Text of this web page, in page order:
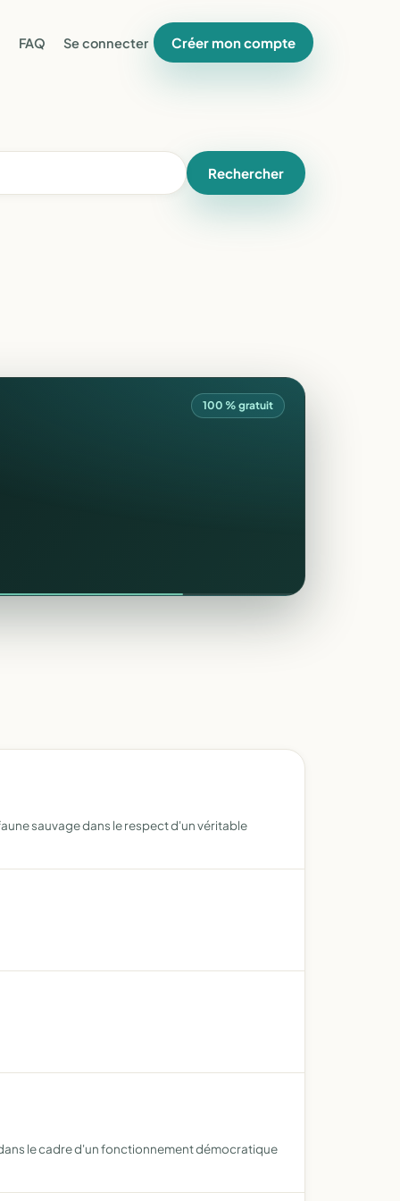
FAQ Se connecter Créer mon compte
Rechercher
100 % gratuit
sauvage dans le respect d'un véritable
le cadre d'un fonctionnement démocratique